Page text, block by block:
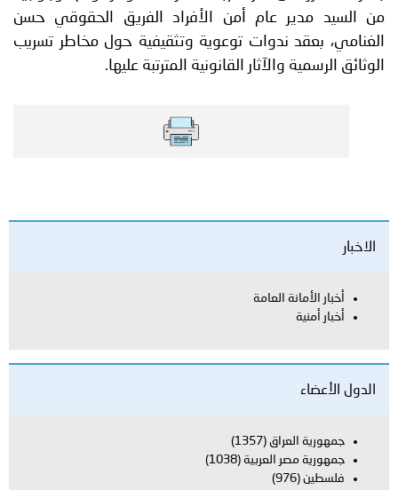
من السيد مدير عام أمن الأفراد الفريق الحقوقي حسن
الغنامي، بعقد ندوات توعوية وتثقيفية حول مخاطر تسريب
الوثائق الرسمية والآثار القانونية المترتبة عليها.
الاخبار
أخبار الأمانة العامة
أخبار أمنية
الدول الأعضاء
جمهورية العراق (1357)
جمهورية مصر العربية (1038)
فلسطين (976)